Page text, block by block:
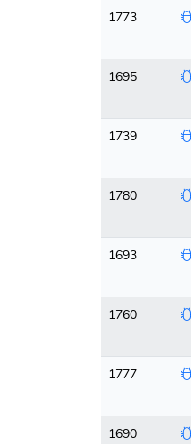
1773
1695
1739
1780
1693
1760
1777
1690